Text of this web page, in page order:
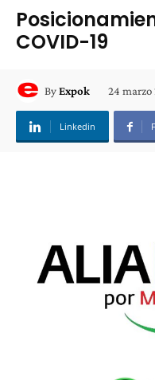
COVID-19
ByExpok 24 marzo
Linkedin